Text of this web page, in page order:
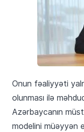
Onun fəaliyyəti
olunması ilə
Azərbaycanın
modelini müəyyən